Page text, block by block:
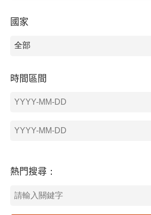
國家
時間區間
熱門搜尋：